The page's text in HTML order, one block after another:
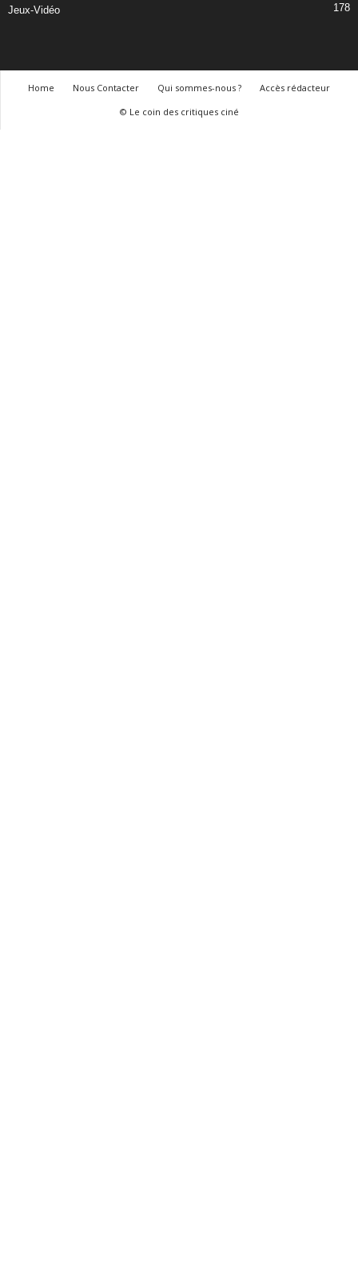
Jeux-Vidéo 178
Home Nous Contacter Qui sommes-nous ?
Accès rédacteur
© Le coin des critiques ciné